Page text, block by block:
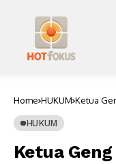
Home HUKUM Ketua
HUKUM
Ketua